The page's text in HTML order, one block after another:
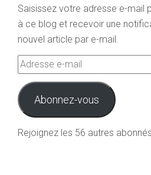
Saisissez votre adresse e-mail
à ce blog et recevoir une
nouvel article par e-mail.
Adresse
e-
mail
Abonnez-vous
Rejoignez les 56 autres abonnés